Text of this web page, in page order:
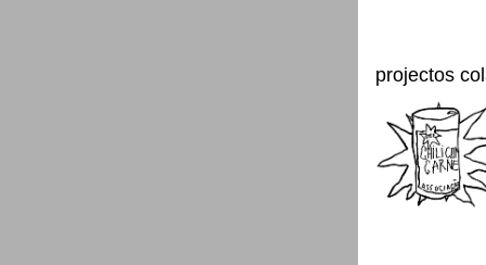
projectos